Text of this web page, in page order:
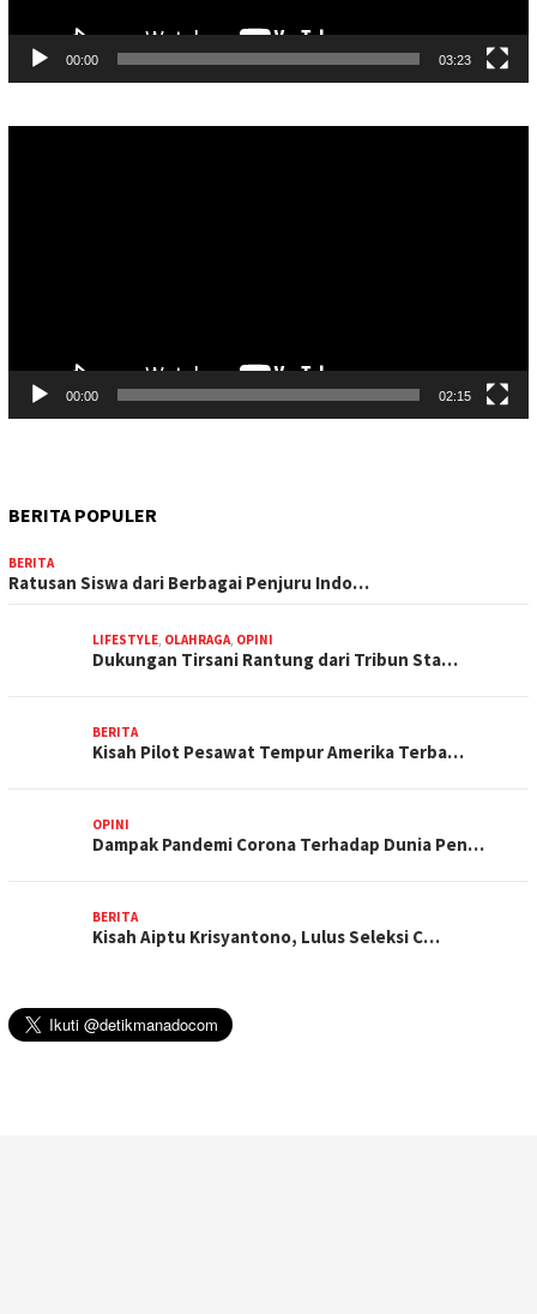
00:00 03:23
00:00 02:15
BERITA POPULER
BERITA
Ratusan Siswa dari Berbagai Penjuru Indo…
LIFESTYLE, OLAHRAGA, OPINI
Dukungan Tirsani Rantung dari Tribun Sta…
BERITA
Kisah Pilot Pesawat Tempur Amerika Terba…
OPINI
Dampak Pandemi Corona Terhadap Dunia Pen…
BERITA
Kisah Aiptu Krisyantono, Lulus Seleksi C…